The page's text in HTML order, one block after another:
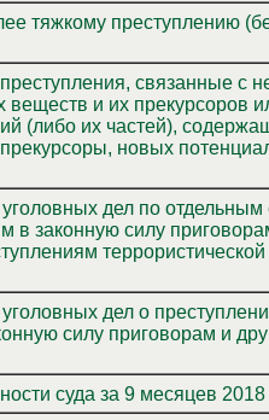
(без учета сложения) за 6
незаконным оборотом
веществ и их прекурсоров
новых
дел по отдельным статьям
в законную силу
террористической
дел о
силу приговорам и
суда за 9 месяцев 2018